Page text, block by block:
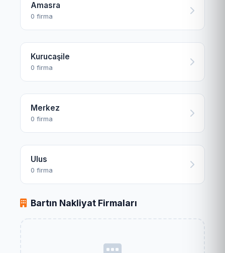
Amasra
0 firma
Kurucaşile
0 firma
Merkez
0 firma
Ulus
0 firma
Bartın Nakliyat Firmaları